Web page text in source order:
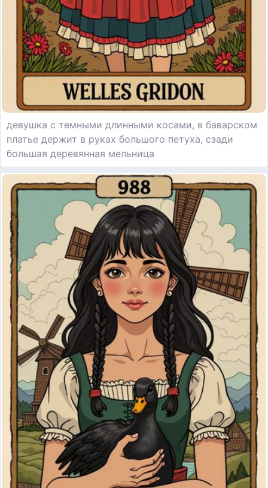
девушка с темными длинными косами, в баварском
платье держит в руках большого петуха, сзади
большая деревянная мельница